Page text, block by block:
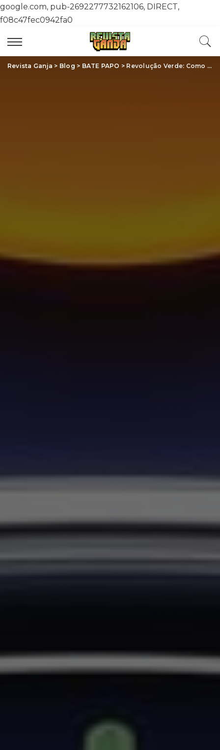
google.com, pub-2692277732162106, DIRECT,
f08c47fec0942fa0
Revista Ganja > Blog > BATE PAPO > Revolução Verde: Como a Cannabis Está Transformando a Indústria e a Medicina